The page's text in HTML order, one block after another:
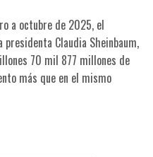
a octubre de 2025, el
presidenta Claudia Sheinbaum,
70 mil 877 millones de
más que en el mismo